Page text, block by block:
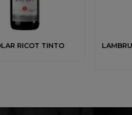
RICOT TINTO